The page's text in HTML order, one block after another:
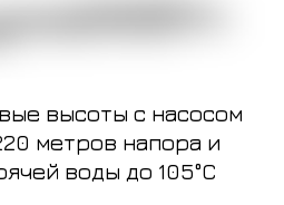
высоты с насосом
метров напора и
воды до 105°C